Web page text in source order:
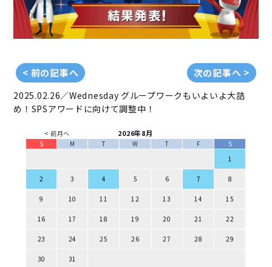
< 前の記事へ 次の記事へ >
2025.02.26／Wednesday グループワークもいよいよ大詰
め！SPSアワードに向けて調整中！
< 前月へ 2026年8月
S M T W T F
S
1
2 3 4 5 6 7 8
9 10 11 12 13 14 15
16 17 18 19 20 21 22
23 24 25 26 27 28 29
30 31